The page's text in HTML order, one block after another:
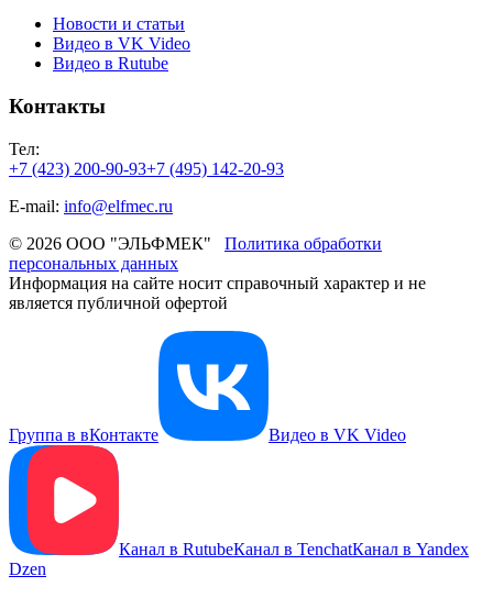
Новости и статьи
Видео в VK Video
Видео в Rutube
Контакты
Тел:
+7 (423) 200-90-93+7 (495) 142-20-93
E-mail: info@elfmec.ru
© 2026 ООО "ЭЛЬФМЕК" Политика обработки
персональных данных
Информация на сайте носит справочный характер и не
является публичной офертой
Группа в вКонтакте Видео в VK Video
Канал в RutubeКанал в TenchatКанал в Yandex
Dzen